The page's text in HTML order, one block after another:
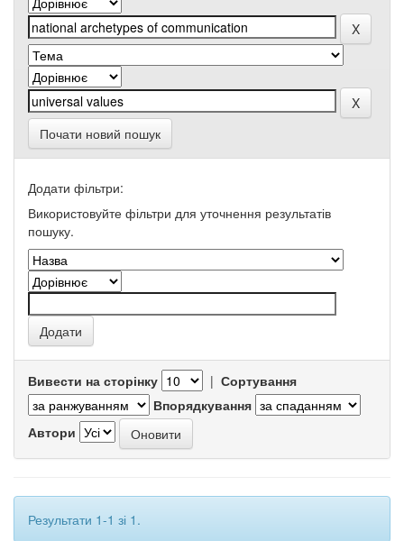
Почати новий пошук
Додати фільтри:
Використовуйте фільтри для уточнення результатів
пошуку.
Вивести на сторінку | Сортування
Впорядкування
Автори
Результати 1-1 зі 1.